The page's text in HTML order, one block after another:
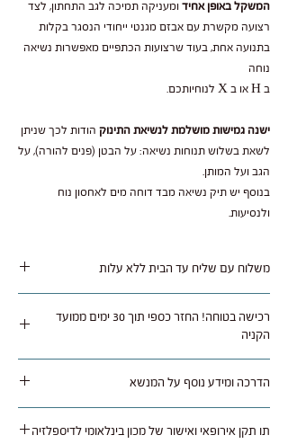
המשקל באופן אחיד ומעניקה תמיכה לגב התחתון, לצד
רצועה מקשרת עם אבזם מגנטי ייחודי הנסגר בקלות
בתנועה אחת, בעוד שרצועות הכתפיים מאפשרות נשיאה
נוחה
ב H או ב X לנוחיותכם.
ישנה גמישות מושלמת לנשיאת התינוק הודות לכך שניתן
לשאת בשלוש תנוחות נשיאה: על הבטן (פנים להורה), על
הגב ועל המותן.
בנוסף יש תיק נשיאה מבד דוחה מים לאחסון נוח
ולנסיעות.
משלוח עם שליח עד הבית ללא עלות
רכישה בטוחה! החזר כספי תוך 30 ימים ממועד
הקניה
ניתן להחזיר את המוצר חזרה עם שליח שלנו בעלות
הדרכה ומידע נוסף על המנשא
תו תקן אירופאי ואישור של מכון בינלאומי לדיספלזיה